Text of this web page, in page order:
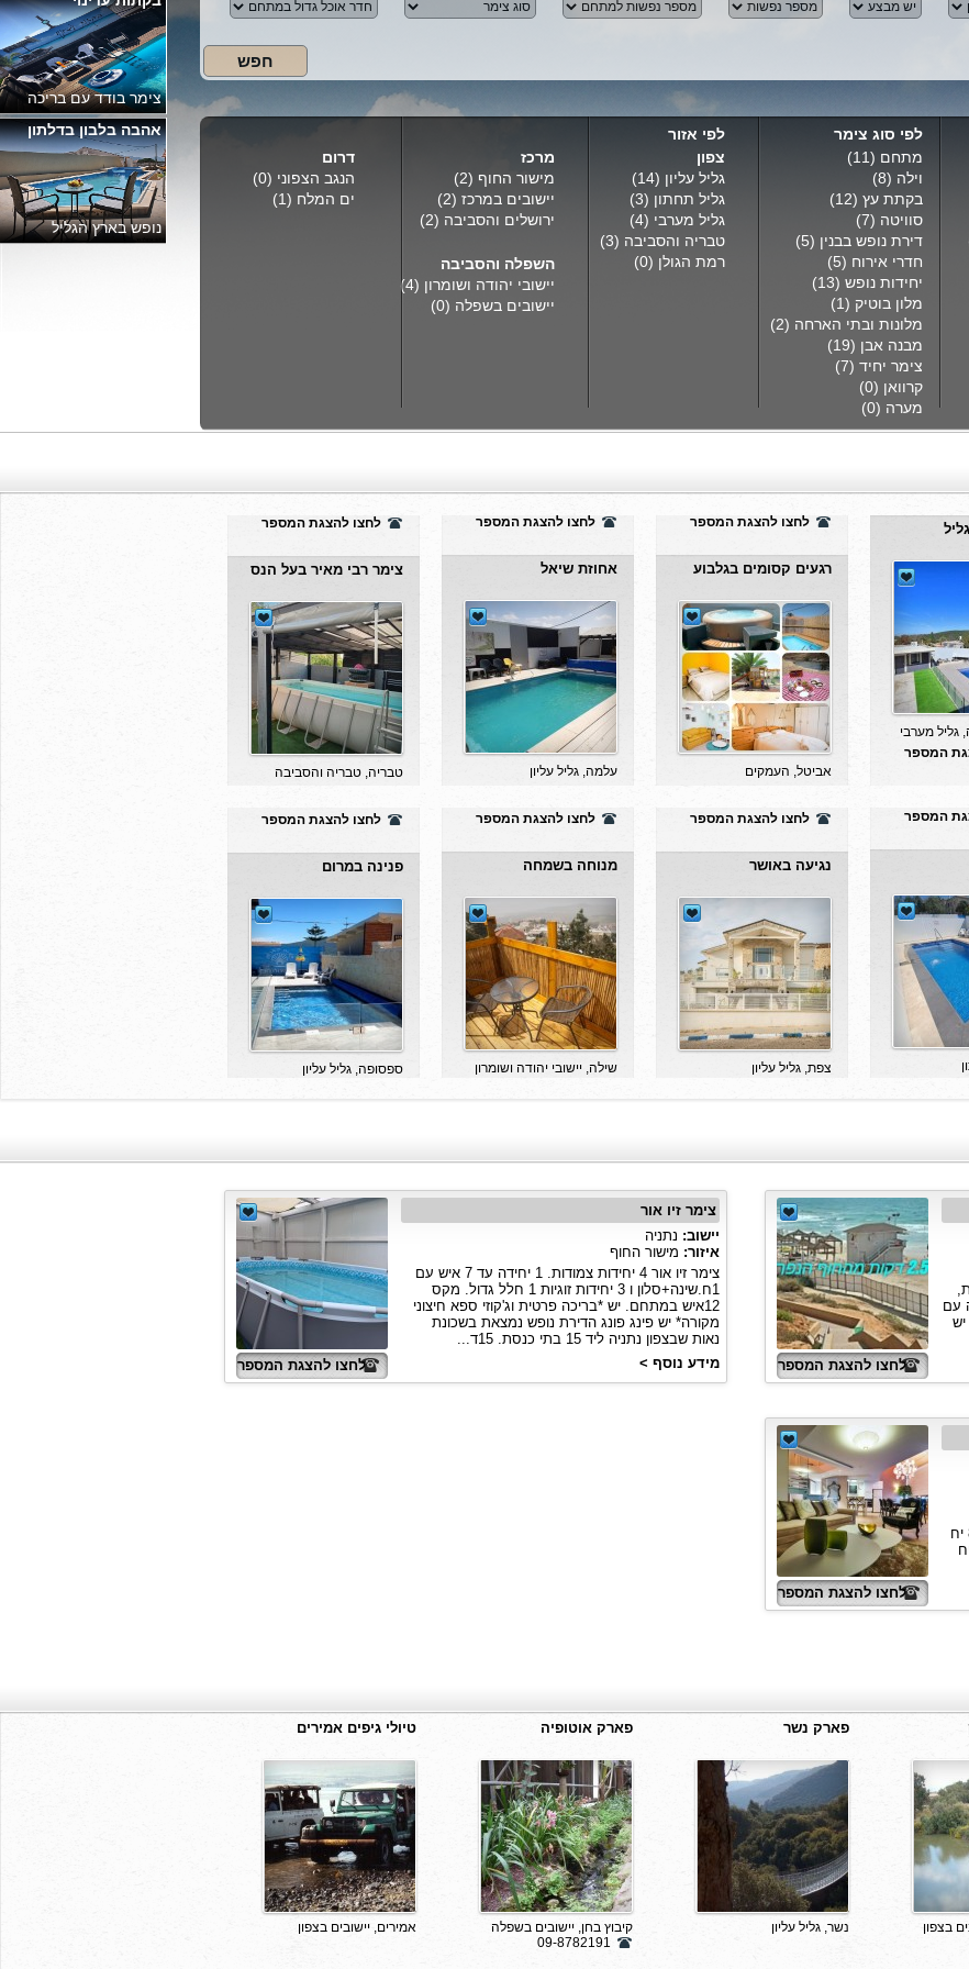
יחידת נופש עדי
15 דקות מירושלים
אהבה בלבון בדלתון
נופש בארץ הגליל
אחוזת אריאל בתירוש
מתחם הנופש מותאם
לאירוח משפחות
לפי סוג צימר
מתחם (11)
וילה (8)
בקתת עץ (12)
סוויטה (7)
דירת נופש בבנין (5)
חדרי אירוח (5)
יחידות נופש (13)
מלון בוטיק (1)
מלונות ובתי הארחה (2)
מבנה אבן (19)
צימר יחיד (7)
קרוואן (0)
מערה (0)
לפי אזור
צפון
גליל עליון (14)
גליל תחתון (3)
גליל מערבי (4)
טבריה והסביבה (3)
רמת הגולן (0)
מרכז
מישור החוף (2)
יישובים במרכז (2)
ירושלים והסביבה (2)
השפלה והסביבה
יישובי יהודה ושומרון (4)
יישובים בשפלה (0)
דרום
הנגב הצפוני (0)
ים המלח (1)
גליל מערבי
המספר
רגעים קסומים בגלבוע
אביטל, העמקים
לחצו להצגת המספר
אחוזת שיאל
עלמה, גליל עליון
לחצו להצגת המספר
צימר רבי מאיר בעל הנס
טבריה, טבריה והסביבה
לחצו להצגת המספר
המספר
נגיעה באושר
צפת, גליל עליון
לחצו להצגת המספר
מנוחה בשמחה
שילה, יישובי יהודה ושומרון
לחצו להצגת המספר
פנינה במרום
ספסופה, גליל עליון
לחצו להצגת המספר
יש 6 ח.שינה עם
יש
לחצו להצגת המספר
צימר זיו אור
יישוב: נתניה
איזור: מישור החוף
צימר זיו אור 4 יחידות צמודות. 1 יחידה עד 7 איש עם
1ח.שינה+סלון ו 3 יחידות זוגיות 1 חלל גדול. מקס
12איש במתחם. יש *בריכה פרטית וג'קוזי ספא חיצוני
מקורה* יש פינג פונג הדירת נופש נמצאת בשכונת
נאות שבצפון נתניה ליד 15 בתי כנסת. 15ד...
מידע נוסף >
לחצו להצגת המספר
מפלסים חדישות מאובזרות ברמה גבוהה ביותר. 8 יח
+ סלון פ.אוכל ומטבחון. ו 6 יח
לחצו להצגת המספר
טיולי גיפים אמירים
אמירים, יישובים בצפון
פארק אוטופיה
קיבוץ בחן, יישובים בשפלה
09-8782191
פארק נשר
נשר, גליל עליון בצפון